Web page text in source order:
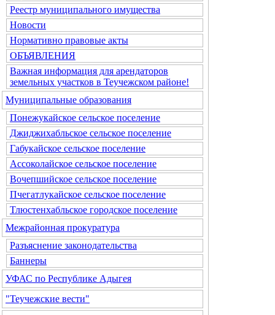
Реестр муниципального имущества
Новости
Нормативно правовые акты
ОБЪЯВЛЕНИЯ
Важная информация для арендаторов
земельных участков в Теучежском районе!
Муниципальные образования
Понежукайское сельское поселение
Джиджихабльское сельское поселение
Габукайское сельское поселение
Ассоколайское сельское поселение
Вочепшийское сельское поселение
Пчегатлукайское сельское поселение
Тлюстенхабльское городское поселение
Межрайонная прокуратура
Разъяснение законодательства
Баннеры
УФАС по Республике Адыгея
"Теучежские вести"